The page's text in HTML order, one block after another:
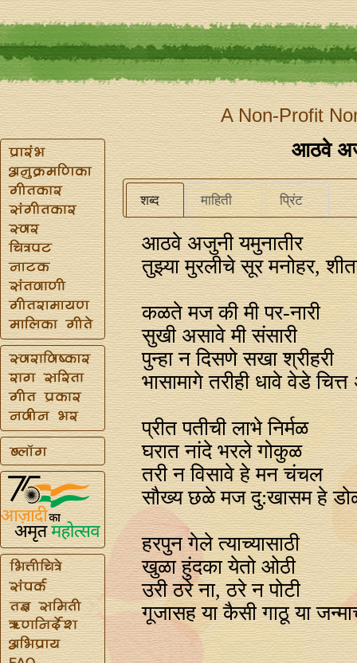
A Non-Profit
आठवे
शब्द माहिती प्रिंट
आठवे अजुनी यमुनातीर
तुझ्या मुरलीचे सूर मनोहर,
कळते मज की मी पर-नारी
सुखी असावे मी संसारी
पुन्हा न दिसणे सखा श्रीहरी
भासामागे तरीही धावे वेडे
प्रीत पतीची लाभे निर्मळ
घरात नांदे भरले गोकुळ
तरी न विसावे हे मन चंचल
सौख्य छळे मज दु:खासम हे
हरपुन गेले त्याच्यासाठी
खुळा हुंदका येतो ओठी
उरी ठरे ना, ठरे न पोटी
गूजासह या कैसी गाठू या